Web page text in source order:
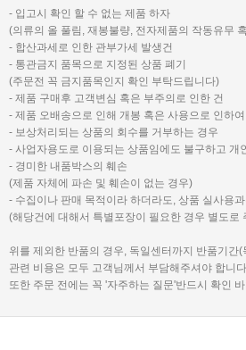
- 입고시 확인 할 수 없는 제품 하자
(의류의 올 풀림, 재봉불량, 전자제품의 작동유무
- 합산과세로 인한 관부가세 발생건
- 통관금지 품목으로 지정된 상품 폐기
(주문전 꼭 금지품목인지 확인 부탁드립니다)
- 제품 구매후 고객변심 혹은 부주의로 인한 건
- 제품 오배송으로 인해 개봉 혹은 사용으로 인하
- 보상처리되는 상품의 회수를 거부하는 경우
- 사업자용도로 이용되는 상품임에도 불구하고 개
- 경미한 내품박스의 훼손
(제품 자체에 파손 및 훼손이 없는 경우)
- 수집이나 판매 목적이라 하더라도, 상품 실사용
(해당건에 대해서 특별포장이 필요한 경우 별도
위를 제외한 반품의 경우, 독일센터까지 반품기
관련 비용은 모두 고객님께서 부담해주셔야 합니
또한 주문 전에는 꼭 '자주하는 질문'반드시 확인